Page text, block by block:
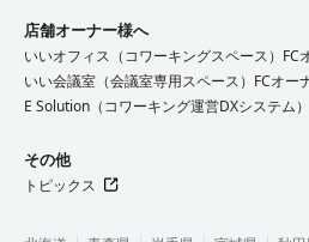
店舗オーナー様へ
いいオフィス（コワーキングスペース）FC
いい会議室（会議室専用スペース）FCオー
E Solution（コワーキング運営DXシステム）
その他
トピックス